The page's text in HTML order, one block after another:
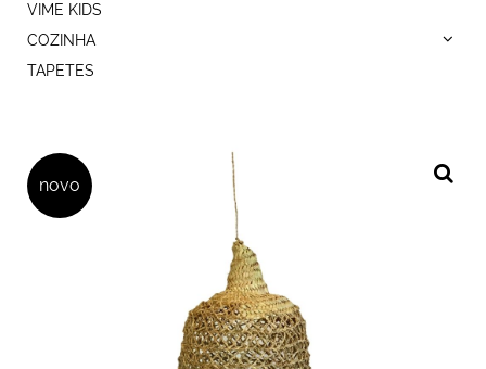
VIME KIDS
COZINHA
TAPETES
novo